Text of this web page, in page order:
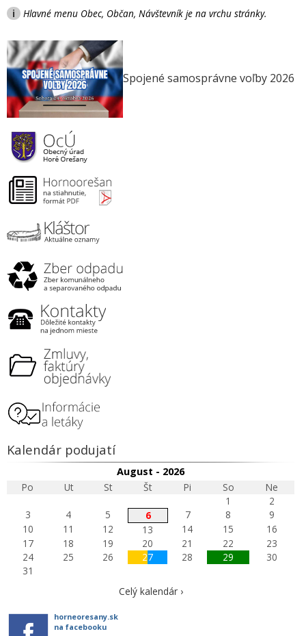
i Hlavné menu Obec, Občan, Návštevník je na vrchu stránky.
Spojené samosprávne voľby 2026
Kalendár podujatí
August - 2026
Po
Ut St Št Pi So
Ne
1
2
3
4 5 6 7 8
9
10
11 12 13 14 15
16
17
18 19 20 21 22
23
24
25 26 27 28 29
30
31
Celý kalendár ›
horneoresany.sk
na facebooku